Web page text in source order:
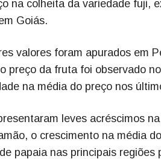
na colheita da variedade fuji,
Goiás.
valores foram apurados em
preço da fruta foi observado
na média do preço nos
leves acréscimos
o crescimento na média
papaia nas principais regiões